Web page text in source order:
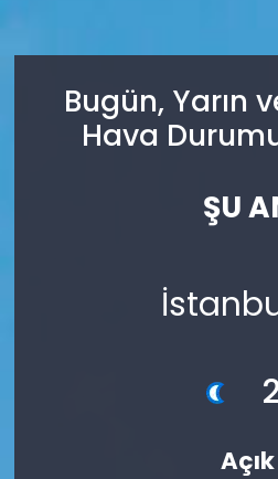
Bugün, Yarın
Hava
ŞU
Açık
Ekonomi
Foto Galeri
Son Dakika Haberleri
Haber Arşivi